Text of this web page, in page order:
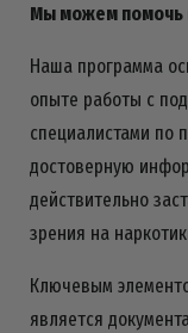
Мы можем помочь
Наша программа
опыте работы с
специалистами по
достоверную
действительно
зрения на
Ключевым
является